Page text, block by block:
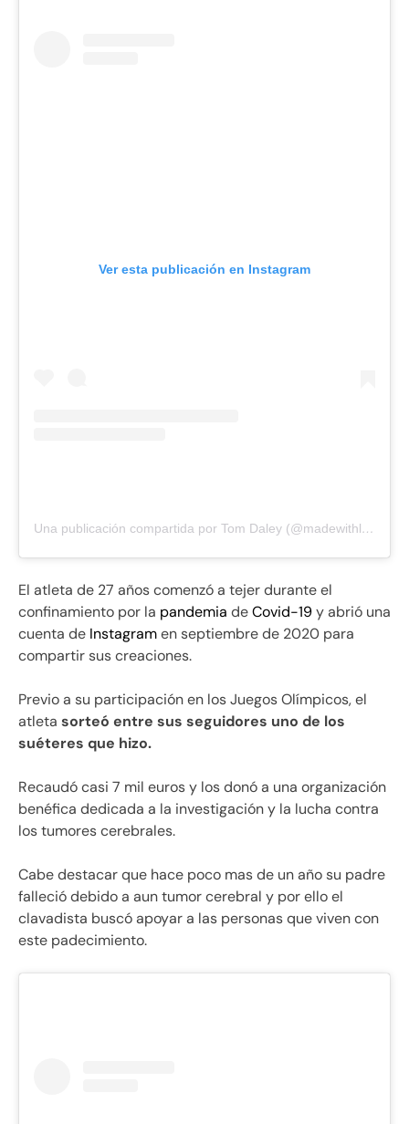
Ver esta publicación en Instagram
Una publicación compartida por Tom Daley (@madewithlovebytomdaley)
El atleta de 27 años comenzó a tejer durante el
confinamiento por la pandemia deCovid-19y abrió una
cuenta de Instagramen septiembre de 2020 para
compartir sus creaciones.
Previo a su participación en los Juegos Olímpicos, el
atleta sorteó entre sus seguidores uno de los
suéteres que hizo.
Recaudó casi 7 mil euros y los donó a una organización
benéfica dedicada a la investigación y la lucha contra
los tumores cerebrales.
Cabe destacar que hace poco mas de un año su padre
falleció debido a aun tumor cerebral y por ello el
clavadista buscó apoyar a las personas que viven con
este padecimiento.